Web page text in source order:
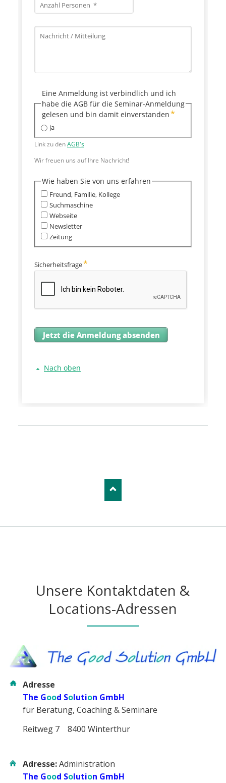
Unsere Kontaktdaten &
Locations-Adressen
Adresse
The Good Solution GmbH
für Beratung, Coaching & Seminare
Reitweg 7 8400 Winterthur
Adresse:Administration
The Good Solution GmbH